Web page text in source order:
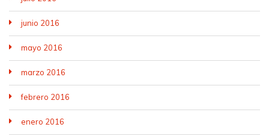
junio 2016
mayo 2016
marzo 2016
febrero 2016
enero 2016